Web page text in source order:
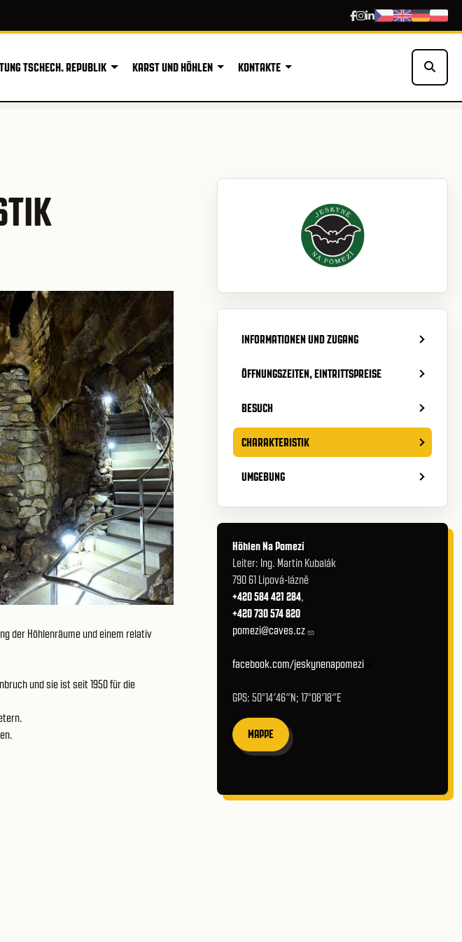
TSCHECH. REPUBLIK KARST UND HÖHLEN KONTAKTE
der Höhlenräume und einem relativ
und sie ist seit 1950 für die
INFORMATIONEN UND ZUGANG
ÖFFNUNGSZEITEN, EINTRITTSPREISE
BESUCH
CHARAKTERISTIK
UMGEBUNG
Höhlen Na Pomezí
Leiter: Ing. Martin Kubalák
790 61 Lipová-lázně
+420 584 421 284,
+420 730 574 820
pomezi@caves.cz
facebook.com/jeskynenapomezi
GPS: 50°14′46″N; 17°08′18″E
MAPPE